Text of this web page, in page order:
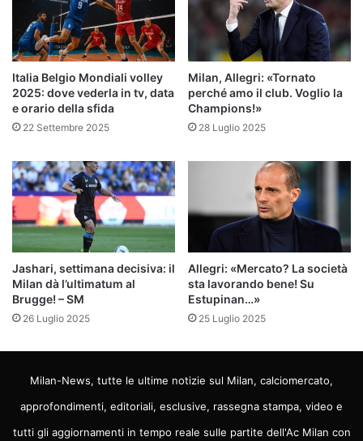
Italia Belgio Mondiali volley
2025: dove vederla in tv, data
e orario della sfida
22 Settembre 2025
Milan, Allegri: «Tornato
perché amo il club. Voglio la
Champions!»
28 Luglio 2025
Jashari, settimana decisiva: il
Milan dà l’ultimatum al
Brugge! – SM
26 Luglio 2025
Allegri: «Mercato? La società
sta lavorando bene! Su
Estupinan…»
25 Luglio 2025
Milan-News, tutte le ultime notizie sul Milan, calciomercato,
approfondimenti, editoriali, esclusive, rassegna stampa, video e
tutti gli aggiornamenti in tempo reale sulle partite dell'Ac Milan con